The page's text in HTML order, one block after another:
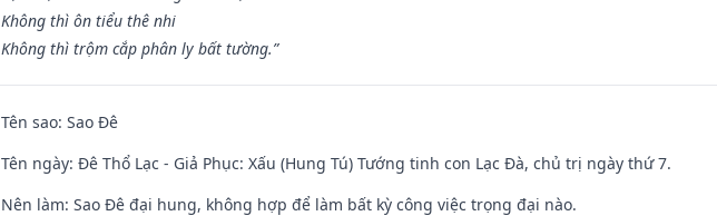
Không thì ôn tiểu thê nhi
Không thì trộm cắp phân ly bất tường.”
Tên sao: Sao Đê
Tên ngày: Đê Thổ Lạc - Giả Phục: Xấu (Hung Tú) Tướng tinh con Lạc Đà, chủ trị ngày thứ 7.
Nên làm: Sao Đê đại hung, không hợp để làm bất kỳ công việc trọng đại nào.